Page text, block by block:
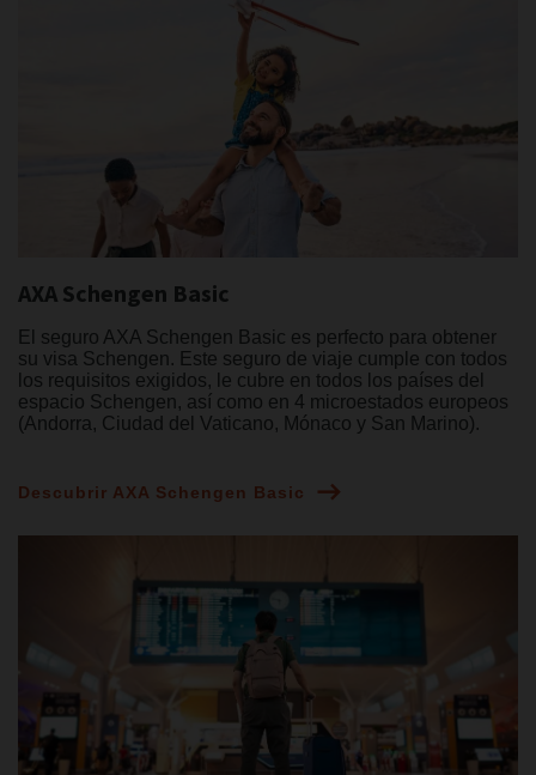
AXA Schengen Basic
El seguro AXA Schengen Basic es perfecto para obtener
su visa Schengen. Este seguro de viaje cumple con todos
los requisitos exigidos, le cubre en todos los países del
espacio Schengen, así como en 4 microestados europeos
(Andorra, Ciudad del Vaticano, Mónaco y San Marino).
Descubrir AXA Schengen Basic